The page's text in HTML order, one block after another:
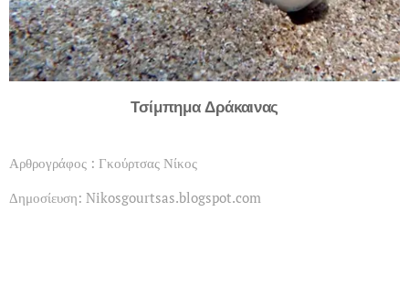
Τσίμπημα Δράκαινας
Αρθρογράφος : Γκούρτσας Νίκος
Δημοσίευση: Nikosgourtsas.blogspot.com